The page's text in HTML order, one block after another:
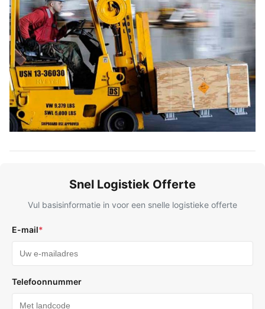
Snel Logistiek Offerte
Vul basisinformatie in voor een snelle logistieke offerte
E-mail*
Telefoonnummer